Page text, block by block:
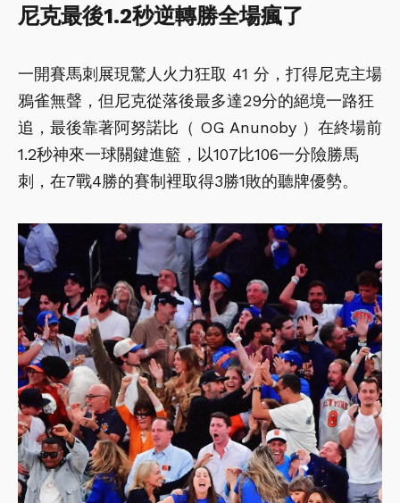
尼克最後1.2秒逆轉勝全場瘋了
一開賽馬刺展現驚人火力狂取 41 分，打得尼克主場
鴉雀無聲，但尼克從落後最多達29分的絕境一路狂
追，最後靠著阿努諾比（ OG Anunoby ）在終場前
1.2秒神來一球關鍵進籃，以107比106一分險勝馬
刺，在7戰4勝的賽制裡取得3勝1敗的聽牌優勢。